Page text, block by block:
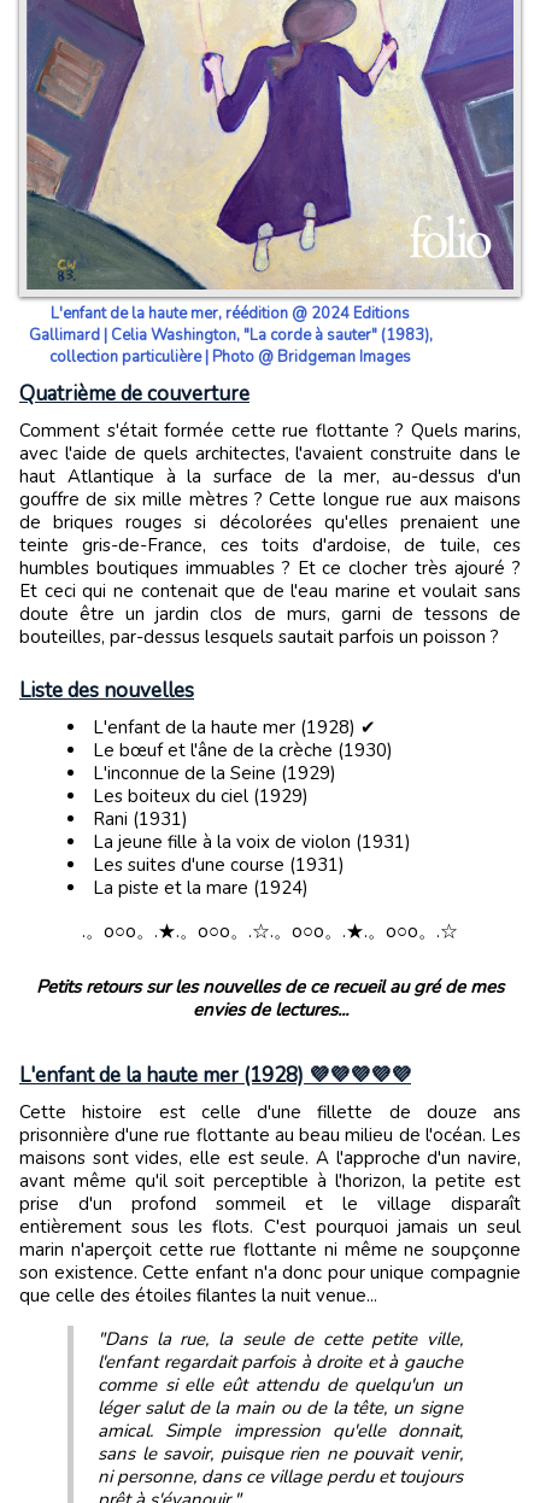
L'enfant de la haute mer, réédition @ 2024 Editions
Gallimard | Celia Washington, "La corde à sauter" (1983),
collection particulière | Photo @ Bridgeman Images
Quatrième de couverture
Comment s'était formée cette rue flottante ? Quels marins,
avec l'aide de quels architectes, l'avaient construite dans le
haut Atlantique à la surface de la mer, au-dessus d'un
gouffre de six mille mètres ? Cette longue rue aux maisons
de briques rouges si décolorées qu'elles prenaient une
teinte gris-de-France, ces toits d'ardoise, de tuile, ces
humbles boutiques immuables ? Et ce clocher très ajouré ?
Et ceci qui ne contenait que de l'eau marine et voulait sans
doute être un jardin clos de murs, garni de tessons de
bouteilles, par-dessus lesquels sautait parfois un poisson ?
Liste des nouvelles
L'enfant de la haute mer (1928) ✔
Le bœuf et l'âne de la crèche (1930)
L'inconnue de la Seine (1929)
Les boiteux du ciel (1929)
Rani (1931)
La jeune fille à la voix de violon (1931)
Les suites d'une course (1931)
La piste et la mare (1924)
.。o○o。.★.。o○o。.☆.。o○o。.★.。o○o。.☆
Petits retours sur les nouvelles de ce recueil au gré de mes
envies de lectures...
L'enfant de la haute mer (1928) 💜💜💜💜💜
Cette histoire est celle d'une fillette de douze ans
prisonnière d'une rue flottante au beau milieu de l'océan. Les
maisons sont vides, elle est seule. A l'approche d'un navire,
avant même qu'il soit perceptible à l'horizon, la petite est
prise d'un profond sommeil et le village disparaît
entièrement sous les flots. C'est pourquoi jamais un seul
marin n'aperçoit cette rue flottante ni même ne soupçonne
son existence. Cette enfant n'a donc pour unique compagnie
que celle des étoiles filantes la nuit venue...
"Dans la rue, la seule de cette petite ville,
l'enfant regardait parfois à droite et à gauche
comme si elle eût attendu de quelqu'un un
léger salut de la main ou de la tête, un signe
amical. Simple impression qu'elle donnait,
sans le savoir, puisque rien ne pouvait venir,
ni personne, dans ce village perdu et toujours